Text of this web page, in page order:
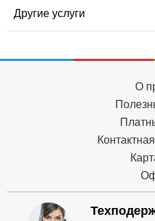
Другие услуги
О